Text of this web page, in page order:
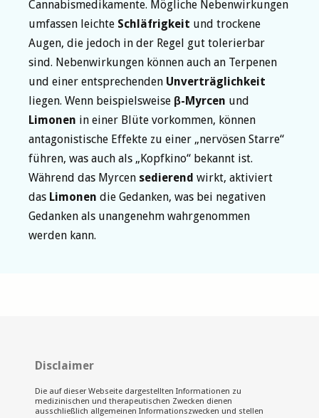
Cannabismedikamente. Mögliche Nebenwirkungen
umfassen leichte Schläfrigkeit und trockene
Augen, die jedoch in der Regel gut tolerierbar
sind. Nebenwirkungen können auch an Terpenen
und einer entsprechenden Unverträglichkeit
liegen. Wenn beispielsweise β-Myrcen und
Limonen in einer Blüte vorkommen, können
antagonistische Effekte zu einer „nervösen Starre“
führen, was auch als „Kopfkino“ bekannt ist.
Während das Myrcen sedierend wirkt, aktiviert
das Limonen die Gedanken, was bei negativen
Gedanken als unangenehm wahrgenommen
werden kann.
Disclaimer
Die auf dieser Webseite dargestellten Informationen zu
medizinischen und therapeutischen Zwecken dienen
ausschließlich allgemeinen Informationszwecken und stellen